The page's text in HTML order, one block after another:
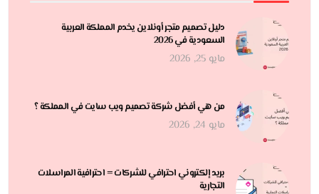
دليل تصميم متجر أونلاين يخدم المملكة العربية
السعودية في 2026
مايو 25, 2026
من هي أفضل شركة تصميم ويب سايت في المملكة ؟
مايو 24, 2026
بريد إلكتروني احترافي للشركات = احترافية المراسلات
التجارية